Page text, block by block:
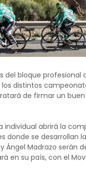
del bloque
distintos
de firmar un
individual abrirá la
donde se desarrollan
Ángel Madrazo
en su país, con el